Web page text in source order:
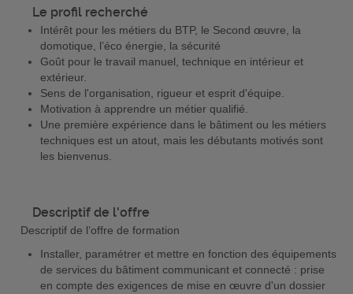
Le profil recherché
Intérêt pour les métiers du BTP, le Second œuvre, la
domotique, l’éco énergie, la sécurité
Goût pour le travail manuel, technique en intérieur et
extérieur.
Sens de l'organisation, rigueur et esprit d'équipe.
Motivation à apprendre un métier qualifié.
Une première expérience dans le bâtiment ou les métiers
techniques est un atout, mais les débutants motivés sont
les bienvenus.
Descriptif de l'offre
Descriptif de l’offre de formation
Installer, paramétrer et mettre en fonction des équipements
de services du bâtiment communicant et connecté : prise
en compte des exigences de mise en œuvre d'un dossier